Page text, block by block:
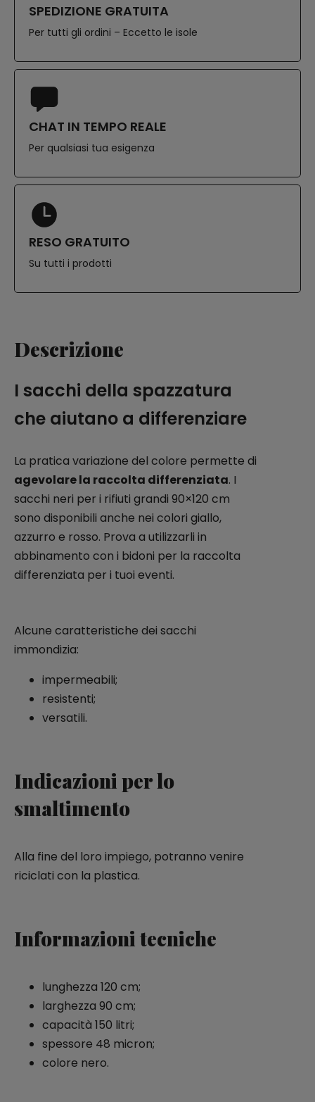
SPEDIZIONE GRATUITA
Per tutti gli ordini – Eccetto le isole
CHAT IN TEMPO REALE
Per qualsiasi tua esigenza
RESO GRATUITO
Su tutti i prodotti
Descrizione
I sacchi della spazzatura
che aiutano a differenziare
La pratica variazione del colore permette di
agevolare la raccolta differenziata. I
sacchi neri per i rifiuti grandi 90×120 cm
sono disponibili anche nei colori giallo,
azzurro e rosso. Prova a utilizzarli in
abbinamento con i bidoni per la raccolta
differenziata per i tuoi eventi.
Alcune caratteristiche dei sacchi
immondizia:
impermeabili;
resistenti;
versatili.
Indicazioni per lo
smaltimento
Alla fine del loro impiego, potranno venire
riciclati con la plastica.
Informazioni tecniche
lunghezza 120 cm;
larghezza 90 cm;
capacità 150 litri;
spessore 48 micron;
colore nero.